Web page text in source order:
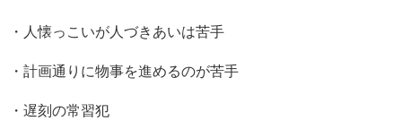
・人懐っこいが人づきあいは苦手
・計画通りに物事を進めるのが苦手
・遅刻の常習犯